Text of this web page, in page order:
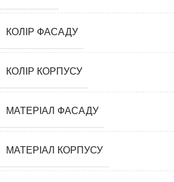
КОЛІР ФАСАДУ
КОЛІР КОРПУСУ
МАТЕРІАЛ ФАСАДУ
МАТЕРІАЛ КОРПУСУ